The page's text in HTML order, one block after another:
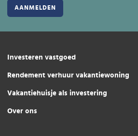
Investeren vastgoed
Rendement verhuur vakantiewoning
Vakantiehuisje als investering
Over ons